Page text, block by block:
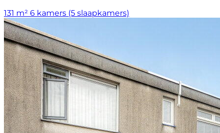
131 m² 6 kamers (5 slaapkamers)